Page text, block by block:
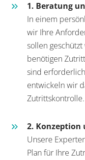
1. Beratung
In einem
wir Ihre
sollen
benötigen
sind
entwickeln wir
Zutrittskontrolle.
2. Konzeption
Unsere
Plan für Ihre